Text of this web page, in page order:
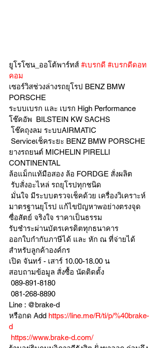
ยูโรโซน_ออโต้พาร์ทส์ #เบรกดี #เบรกดีดอท
คอม
เซอร์วิสช่วงล่างรถยุโรป BENZ BMW
PORSCHE
ระบบเบรก และ เบรก High Performance
โช๊คอัพ  BILSTEIN KW SACHS
โช๊คถุงลม ระบบAIRMATIC
Serviceเช็คระยะ BENZ BMW PORSCHE
ยางรถยนต์ MICHELIN PIRELLI
CONTINENTAL
ล้อแม็กแท้มือสอง ล้อ FORDGE สั่งผลิต
รับสั่งอะไหล่ รถยุโรปทุกชนิด
มาตรฐานยุโรป แก้ไขปัญหาwอย่างตรงจุด
ซื่อสัตย์ จริงใจ ราคาเป็นธรรม
รับชำระผ่านบัตรเครดิตทุกธนาคาร
ออกใบกำกับภาษีได้ และ หัก ณ ที่จ่ายได้
สำหรับลูกค้าองค์กร
เปิด จันทร์ - เสาร์ 10.00-18.00 น
สอบถามข้อมูล สั่งซื้อ นัดติดตั้ง
089-891-8180
081-268-8890
Line : @brake-d
หรือกด Add https://line.me/R/ti/p/%40brake-
d
https://www.brake-d.com/